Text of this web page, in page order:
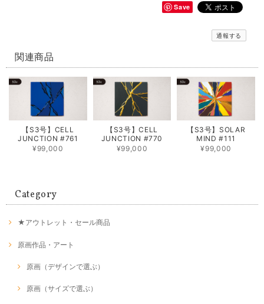
Save
通報する
関連商品
【S3号】CELL
JUNCTION #761
¥99,000
【S3号】CELL
JUNCTION #770
¥99,000
【S3号】SOLAR
MIND #111
¥99,000
Category
★アウトレット・セール商品
原画作品・アート
原画（デザインで選ぶ）
原画（サイズで選ぶ）